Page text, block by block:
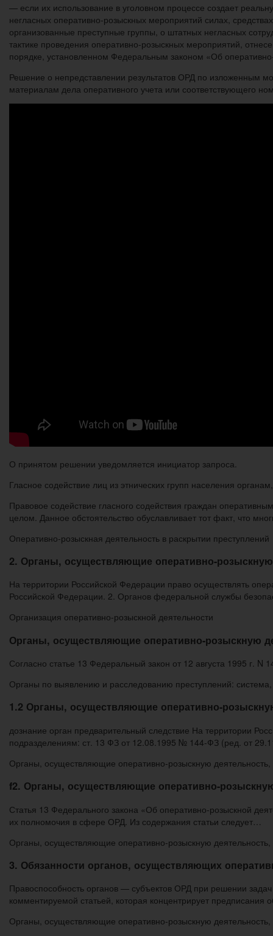
— если их использование в уголовном процессе создает
негласных оперативно-розыскных мероприятий силах,
организованные преступные группы, о штатных негласных
тактике проведения оперативно-розыскных мероприятий,
порядке, установленном Федеральным законом «Об
Решение о непредставлении результатов ОРД по изложенным
материалам дела оперативного учета или соответствующего
О принятом решении уведомляется инициатор запроса.
Гласное содействие лиц из этнических групп населения
Правовое содействие гласного содействия граждан
целом. Данное обстоятельство обуславливает тот факт, что
Оперативно-розыскная деятельность в раскрытии преступлений
2. Органы, осуществляющие оперативно-
На территории Российской Федерации право осуществлять
Российской Федерации. 2. Органов федеральной службы
Организация оперативно-розыскной деятельности
Органы, осуществляющие оперативно-розыскную
Согласно статье 13 Федеральный закон от 12 августа 1995 г.
Органы по выявлению и расследованию преступлений:
1.2 Органы, осуществляющие оперативно-
дознание орган предварительный следствие На территории
подразделениям: ст. 13 ФЗ от 12.08.1995 № 144-ФЗ (ред. от
Органы, осуществляющие оперативно-розыскную деятельность,
f2. Органы, осуществляющие оперативно-
Статья 13 Федерального закона «Об оперативно-розыскной
их полномочия в сфере ОРД. Из содержания статьи следует…
Органы, осуществляющие оперативно-розыскную деятельность,
3. Обязанности органов, осуществляющих
Правоспособность органов — субъектов ОРД при решении
комментируемой статьей, которая концентрирует предписания
Органы, осуществляющие оперативно-розыскную деятельность,